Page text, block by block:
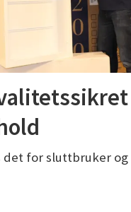
det for sluttbruker